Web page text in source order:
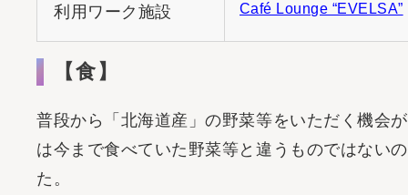
利用ワーク施設 Café Lounge “EVELSA”
【食】
普段から「北海道産」の野菜等をいただく機会
は今まで食べていた野菜等と違うものではない
た。